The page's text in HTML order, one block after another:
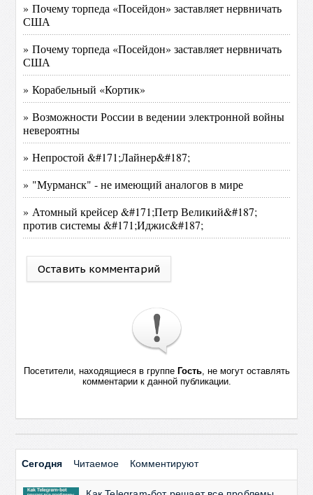
» Почему торпеда «Посейдон» заставляет нервничать
США
» Почему торпеда «Посейдон» заставляет нервничать
США
» Корабельный «Кортик»
» Возможности России в ведении электронной войны
невероятны
» Непростой &#171;Лайнер&#187;
» "Мурманск" - не имеющий аналогов в мире
» Атомный крейсер &#171;Петр Великий&#187;
против системы &#171;Иджис&#187;
Оставить комментарий
Посетители, находящиеся в группе Гость, не могут оставлять
комментарии к данной публикации.
Сегодня Читаемое Комментируют